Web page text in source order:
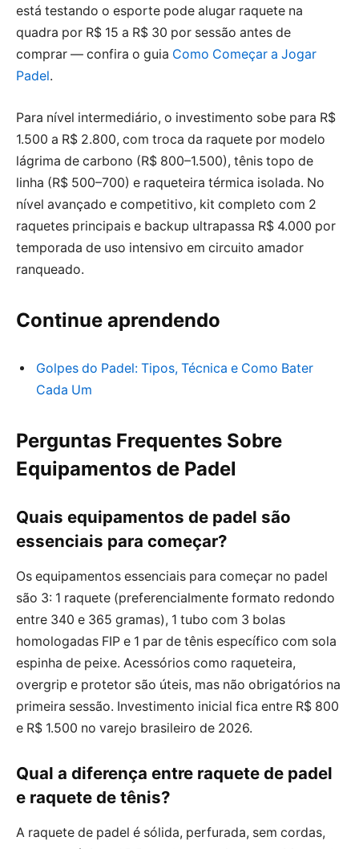
está testando o esporte pode alugar raquete na
quadra por R$ 15 a R$ 30 por sessão antes de
comprar — confira o guia Como Começar a Jogar
Padel.
Para nível intermediário, o investimento sobe para R$
1.500 a R$ 2.800, com troca da raquete por modelo
lágrima de carbono (R$ 800–1.500), tênis topo de
linha (R$ 500–700) e raqueteira térmica isolada. No
nível avançado e competitivo, kit completo com 2
raquetes principais e backup ultrapassa R$ 4.000 por
temporada de uso intensivo em circuito amador
ranqueado.
Continue aprendendo
Golpes do Padel: Tipos, Técnica e Como Bater
Cada Um
Perguntas Frequentes Sobre
Equipamentos de Padel
Quais equipamentos de padel são
essenciais para começar?
Os equipamentos essenciais para começar no padel
são 3: 1 raquete (preferencialmente formato redondo
entre 340 e 365 gramas), 1 tubo com 3 bolas
homologadas FIP e 1 par de tênis específico com sola
espinha de peixe. Acessórios como raqueteira,
overgrip e protetor são úteis, mas não obrigatórios na
primeira sessão. Investimento inicial fica entre R$ 800
e R$ 1.500 no varejo brasileiro de 2026.
Qual a diferença entre raquete de padel
e raquete de tênis?
A raquete de padel é sólida, perfurada, sem cordas,